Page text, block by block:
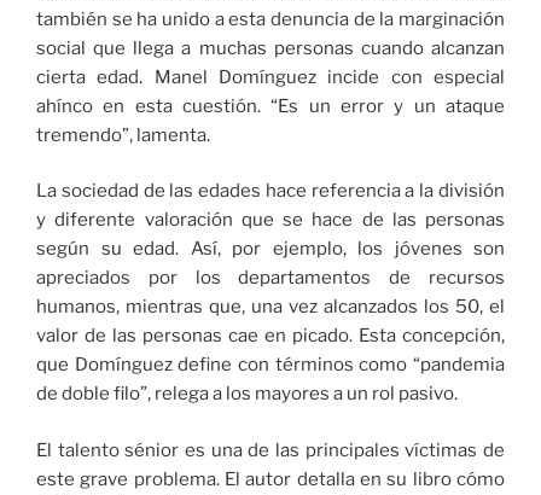
también se ha unido a esta denuncia de la marginación
social que llega a muchas personas cuando alcanzan
cierta edad. Manel Domínguez incide con especial
ahínco en esta cuestión. “Es un error y un ataque
tremendo”, lamenta.
La sociedad de las edades hace referencia a la división
y diferente valoración que se hace de las personas
según su edad. Así, por ejemplo, los jóvenes son
apreciados por los departamentos de recursos
humanos, mientras que, una vez alcanzados los 50, el
valor de las personas cae en picado. Esta concepción,
que Domínguez define con términos como “pandemia
de doble filo”, relega a los mayores a un rol pasivo.
El talento sénior es una de las principales víctimas de
este grave problema. El autor detalla en su libro cómo